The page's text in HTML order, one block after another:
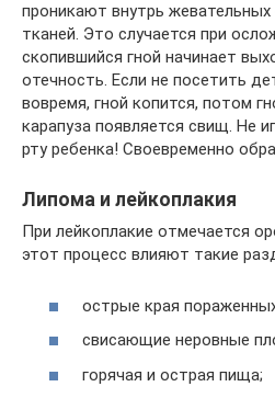
проникают внутрь жевательных
тканей. Это случается при
скопившийся гной начинает
отечность. Если не посетить
вовремя, гной копится, потом
карапуза появляется свищ. Не
рту ребенка! Своевременно
Липома и лейкоплакия
При лейкоплакие отмечается
этот процесс влияют такие
острые края
свисающие неровные
горячая и острая пища;